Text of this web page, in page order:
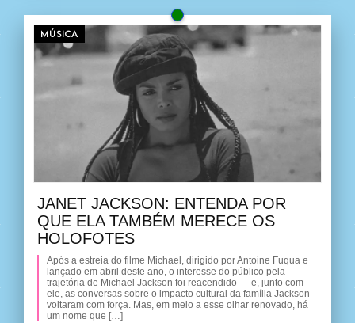
MÚSICA
JANET JACKSON: ENTENDA POR
QUE ELA TAMBÉM MERECE OS
HOLOFOTES
Após a estreia do filme Michael, dirigido por Antoine Fuqua e
lançado em abril deste ano, o interesse do público pela
trajetória de Michael Jackson foi reacendido — e, junto com
ele, as conversas sobre o impacto cultural da família Jackson
voltaram com força. Mas, em meio a esse olhar renovado, há
um nome que […]